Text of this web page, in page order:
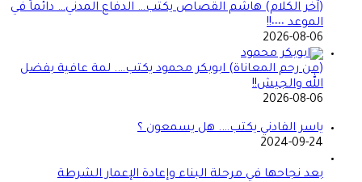
(آخر الكلام) هاشم القصاص يكتب… الدفاع المدني… دائماً في
الموعد ٠٠٠٠!!
2026-08-06
(من رحم المعاناة) ابوبكر محمود يكتب…. لمة عافية بفضل
الله والجيش!!
2026-08-06
ياسر الفادني يكتب…. هل يسمعون ؟
2024-09-24
بعد نجاحها في مرحلة البناء وإعادة الإعمار الشرطة